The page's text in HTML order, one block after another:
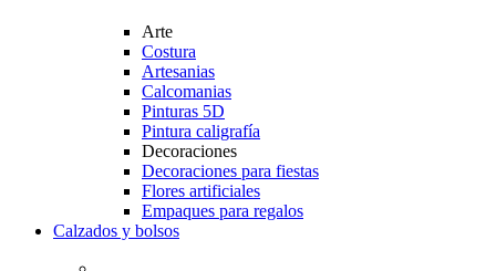
Arte
Costura
Artesanias
Calcomanias
Pinturas 5D
Pintura caligrafía
Decoraciones
Decoraciones para fiestas
Flores artificiales
Empaques para regalos
Calzados y bolsos